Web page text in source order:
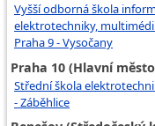
Vyšší odborná škola
elektrotechniky,
Praha 9 - Vysočany
Praha 10 (Hlavní
Střední škola
- Záběhlice